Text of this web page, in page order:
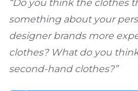
“Do you think the clothes
something about your
designer brands more
clothes? What do you
second-hand clothes?”